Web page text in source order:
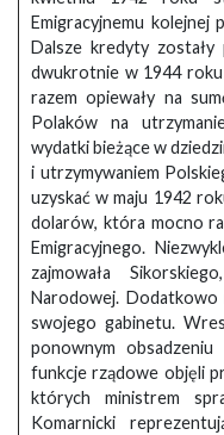
Emigracyjnemu
Dalsze kredyty
dwukrotnie w 1944 roku
razem opiewały na
Polaków na
wydatki bieżące w
i utrzymywaniem
uzyskać w maju 1942
dolarów, która mocno
Emigracyjnego.
zajmowała
Narodowej. Dodatkowo
swojego gabinetu.
ponownym
funkcje rządowe objęli
których ministrem
Komarnicki